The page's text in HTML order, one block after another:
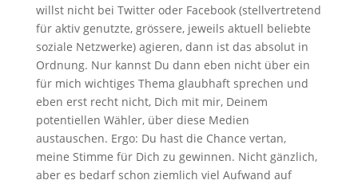
willst nicht bei Twitter oder Facebook (stellvertretend
für aktiv genutzte, grössere, jeweils aktuell beliebte
soziale Netzwerke) agieren, dann ist das absolut in
Ordnung. Nur kannst Du dann eben nicht über ein
für mich wichtiges Thema glaubhaft sprechen und
eben erst recht nicht, Dich mit mir, Deinem
potentiellen Wähler, über diese Medien
austauschen. Ergo: Du hast die Chance vertan,
meine Stimme für Dich zu gewinnen. Nicht gänzlich,
aber es bedarf schon ziemlich viel Aufwand auf